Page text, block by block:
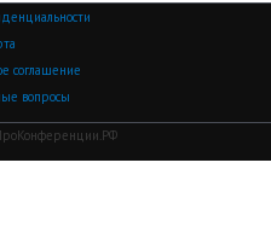
соглашение
вопросы